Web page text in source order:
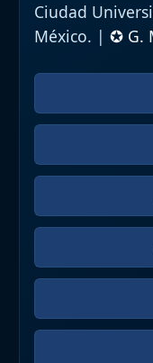
Ciudad
México. | ✪ G.